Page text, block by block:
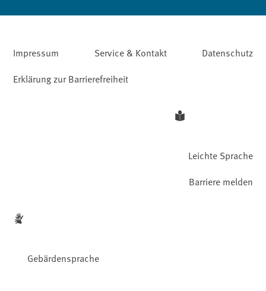
Impressum Service & Kontakt
Datenschutz
Erklärung zur Barrierefreiheit
Leichte Sprache
Gebärdensprache
Barriere melden